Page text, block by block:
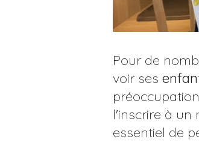
Pour de
voir ses
l'inscrire à un
essentiel de